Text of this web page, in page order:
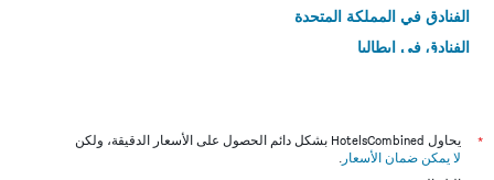
الفنادق في المملكة المتحدة
الفنادق في إيطاليا
*
يحاول HotelsCombined بشكل دائم الحصول على الأسعار الدقيقة، ولكن
لا يمكن ضمان الأسعار .